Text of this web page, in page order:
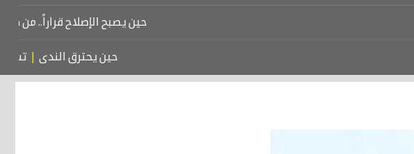
حين يصبح الإصلاح قراراً.. من كربلاء
حين يحترق الندى | تشييع